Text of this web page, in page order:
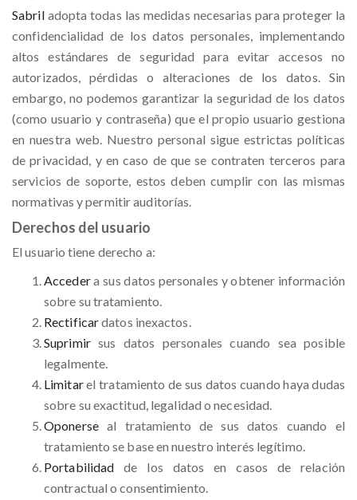
Sabriladopta todas las medidas necesarias para proteger la
confidencialidad de los datos personales, implementando
altos estándares de seguridad para evitar accesos no
autorizados, pérdidas o alteraciones de los datos. Sin
embargo, no podemos garantizar la seguridad de los datos
(como usuario y contraseña) que el propio usuario gestiona
en nuestra web. Nuestro personal sigue estrictas políticas
de privacidad, y en caso de que se contraten terceros para
servicios de soporte, estos deben cumplir con las mismas
normativas y permitir auditorías.
Derechos del usuario
El usuario tiene derecho a:
Accedera sus datos personales y obtener información
sobre su tratamiento.
Rectificardatos inexactos.
Suprimirsus datos personales cuando sea posible
legalmente.
Limitarel tratamiento de sus datos cuando haya dudas
sobre su exactitud, legalidad o necesidad.
Oponerseal tratamiento de sus datos cuando el
tratamiento se base en nuestro interés legítimo.
Portabilidad de los datos en casos de relación
contractual o consentimiento.